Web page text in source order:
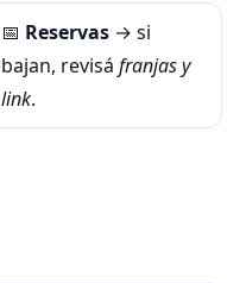
📅 Reservas → si
bajan, revisá franjas y
link.